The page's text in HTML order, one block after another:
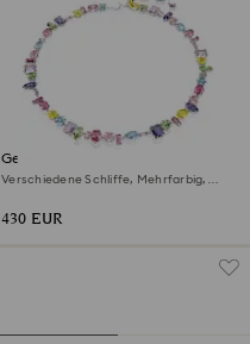
Gema Halskette
Verschiedene Schliffe, Mehrfarbig,
430 EUR